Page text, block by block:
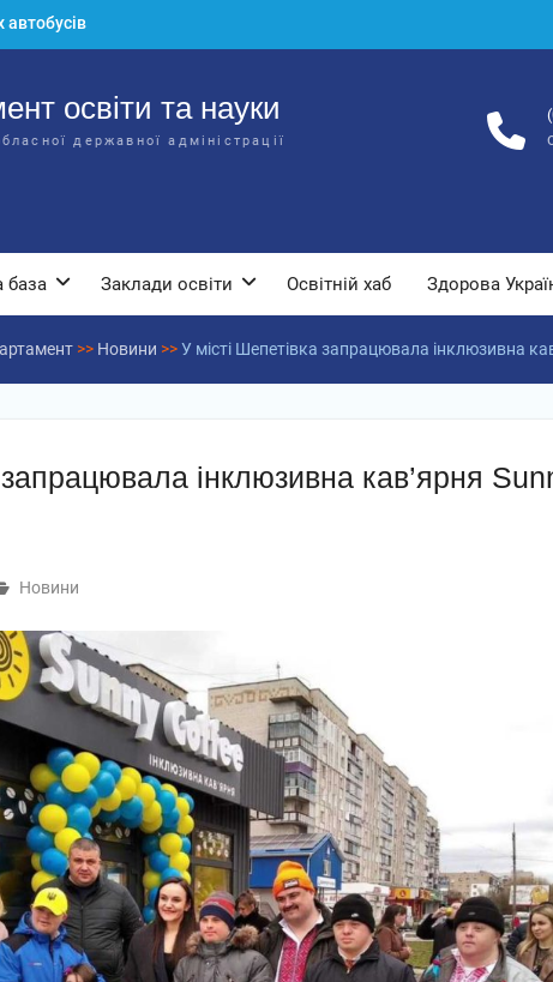
для
освіти та науки
державної адміністрації
база Заклади освіти Освітній хаб Здорова
>> Новини >>У місті Шепетівка запрацювала інклюзивна
запрацювала інклюзивна кав’ярня
Новини